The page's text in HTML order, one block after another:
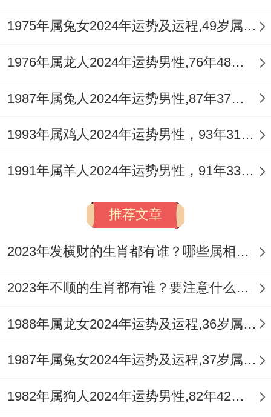
仿佛一座需要精心维护的古建筑，昔日的薄
弱之处（旧疾）在年运风雨的侵蚀下最易显
仓促补救。
情绪病灶：伤官透出与心绪浮动
2026年流年天干丙火为「正财」。但受癸水
「伤官见官」的潜藏态势，这在健康层面，
可能时而感到思绪纷杂、难以集中时而又因
小事心生烦闷、挑剔不安。
持续消耗心神，进而引动肝气郁结（木过
旺），表现为烦躁易怒、胸胁胀满，最终连
1975年属兔女2024年运势及运程,49岁属兔人2024全年每月运势女性如何
1976年属龙人2024年运势男性,76年48岁属龙男2024年每月运程怎么样
1987年属兔人2024年运势男性,87年37岁属兔男2024年每月运程怎么样
1993年属鸡人2024年运势男性，93年31岁属鸡男2024年每月运程怎么样
1991年属羊人2024年运势男性，91年33岁属羊男2024年每月运程怎么样
推荐文章
2023年发横财的生肖都有谁？哪些属相财运旺盛？
2023年不顺的生肖都有谁？要注意什么呢？
1988年属龙女2024年运势及运程,36岁属龙人2024全年每月运势女性如何
1987年属兔女2024年运势及运程,37岁属兔人2024全年每月运势女性如何
1982年属狗人2024年运势男性,82年42岁属狗男2024年每月运程怎么样